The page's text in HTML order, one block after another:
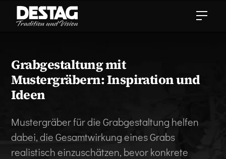
Grabgestaltung mit
Mustergräbern: Inspiration und
Ideen
Mustergräber für die Grabgestaltung helfen
dabei, die Gesamtwirkung eines Grabs
realistisch einzuschätzen, bevor konkrete